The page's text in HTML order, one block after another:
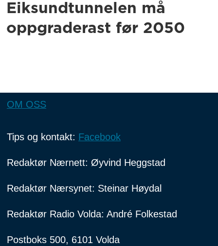
Eiksundtunnelen må
oppgraderast før 2050
OM OSS
Tips og kontakt: Facebook
Redaktør Nærnett: Øyvind Heggstad
Redaktør Nærsynet: Steinar Høydal
Redaktør Radio Volda: André Folkestad
Postboks 500, 6101 Volda